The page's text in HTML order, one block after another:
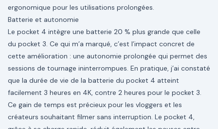
ergonomique pour les utilisations prolongées.
Batterie et autonomie
Le pocket 4 intègre une batterie 20 % plus grande que celle
du pocket 3. Ce qui m’a marqué, c’est l’impact concret de
cette amélioration : une autonomie prolongée qui permet des
sessions de tournage ininterrompues. En pratique, j’ai constaté
que la durée de vie de la batterie du pocket 4 atteint
facilement 3 heures en 4K, contre 2 heures pour le pocket 3.
Ce gain de temps est précieux pour les vloggers et les
créateurs souhaitant filmer sans interruption. Le pocket 4,